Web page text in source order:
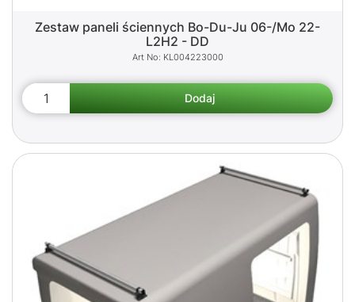
Zestaw paneli ściennych Bo-Du-Ju 06-/Mo 22-
L2H2 - DD
KL004223000